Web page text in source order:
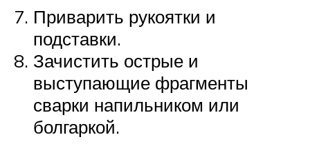
Приварить рукоятки и
подставки.
Зачистить острые и
выступающие фрагменты
сварки напильником или
болгаркой.